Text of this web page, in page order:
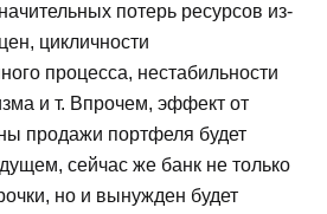
потерь ресурсов из-
цикличности
процесса, нестабильности
и т. Впрочем, эффект от
продажи портфеля будет
сейчас же банк не только
но и вынужден будет